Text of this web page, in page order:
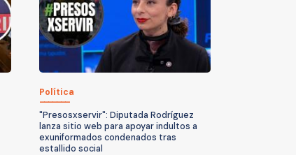
Política
"Presosxservir": Diputada Rodríguez
lanza sitio web para apoyar indultos a
exuniformados condenados tras
estallido social